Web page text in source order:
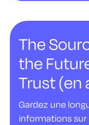
The
the
Trust (en
Gardez une
informations sur